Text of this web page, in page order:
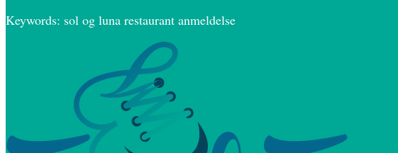
Keywords: sol og luna restaurant anmeldelse